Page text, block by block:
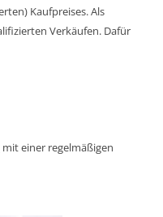
Kaufpreises. Als
Verkäufen. Dafür
mit einer regelmäßigen